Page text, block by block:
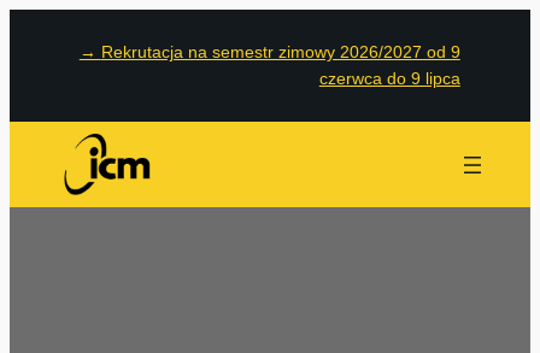
→ Rekrutacja na semestr zimowy 2026/2027 od 9
czerwca do 9 lipca